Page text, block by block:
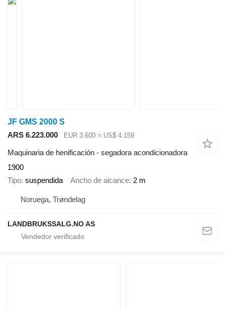
JF GMS 2000 S
ARS 6.223.000
EUR 3.600 ≈ US$ 4.159
Maquinaria de henificación - segadora acondicionadora
1900
Tipo suspendida Ancho de alcance 2 m
Noruega, Trøndelag
LANDBRUKSSALG.NO AS